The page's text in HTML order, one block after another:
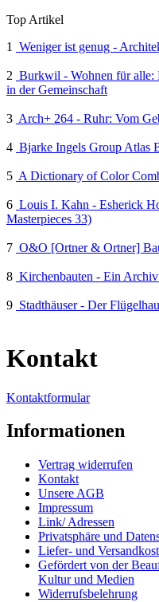
Top Artikel
1
Weniger ist genug -
2 Burkwil - Wohnen für alle:
in der Gemeinschaft
3 Arch+ 264 - Ruhr: Vom
4 Bjarke Ingels Group Atlas
5 A Dictionary of Color
6 Louis I. Kahn - Esherick
Masterpieces 33)
7 O&O [Ortner & Ortner]
8 Kirchenbauten - Ein
9 Stadthäuser - Der
Kontakt
Kontaktformular
Informationen
Vertrag widerrufen
Kontakt
Unsere AGB
Impressum
Link/ Adressen
Privatsphäre und
Liefer- und
Gefördert von der
Kultur und Medien
Widerrufsbelehrung